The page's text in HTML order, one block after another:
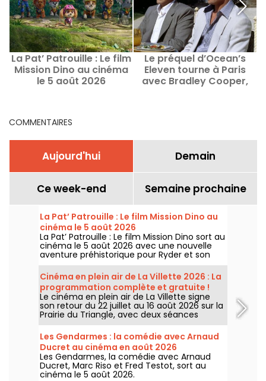
La Pat’ Patrouille : Le film
Mission Dino au cinéma
le 5 août 2026
Le préquel d’Ocean’s
Eleven tourne à Paris
avec Bradley Cooper,
COMMENTAIRES
Aujourd'hui Demain
Ce week-end Semaine prochaine
La Pat’ Patrouille : Le film Mission Dino au
cinéma le 5 août 2026
La Pat’ Patrouille : Le film Mission Dino sort au
cinéma le 5 août 2026 avec une nouvelle
aventure préhistorique pour Ryder et son
équipe.
Cinéma en plein air de La Villette 2026 : La
programmation complète et gratuite !
Le cinéma en plein air de La Villette signe
son retour du 22 juillet au 16 août 2026 sur la
Prairie du Triangle, avec deux séances
gratuites par jour, à 18h et 21h. Pour cette
35e édition, le festival met à l’honneur le
thème “L’appel de la forêt”. Découvrez la
programmation complète et gratuite !
Les Gendarmes : la comédie avec Arnaud
Ducret au cinéma en août 2026
Les Gendarmes, la comédie avec Arnaud
Ducret, Marc Riso et Fred Testot, sort au
cinéma le 5 août 2026.